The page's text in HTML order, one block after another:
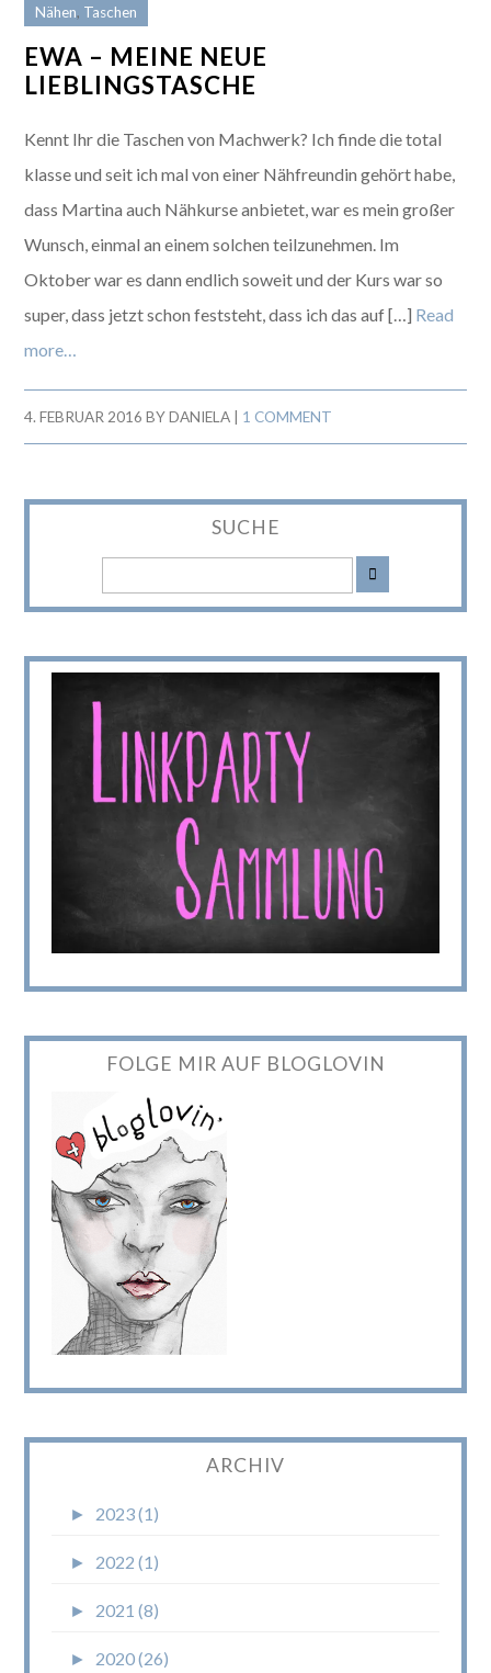
Nähen, Taschen
EWA – MEINE NEUE
LIEBLINGSTASCHE
Kennt Ihr die Taschen von Machwerk? Ich finde die total
klasse und seit ich mal von einer Nähfreundin gehört habe,
dass Martina auch Nähkurse anbietet, war es mein großer
Wunsch, einmal an einem solchen teilzunehmen. Im
Oktober war es dann endlich soweit und der Kurs war so
super, dass jetzt schon feststeht, dass ich das auf […] Read
more…
4. FEBRUAR 2016 BYDANIELA 1 COMMENT
SUCHE
FOLGE MIR AUF BLOGLOVIN
ARCHIV
► 2023 (1)
► 2022 (1)
► 2021 (8)
► 2020 (26)